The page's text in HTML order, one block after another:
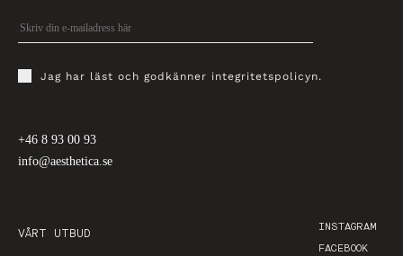
Jag har läst och godkänner integritetspolicyn.
+46 8 93 00 93
info@aesthetica.se
VÅRT UTBUD
INSTAGRAM
FACEBOOK